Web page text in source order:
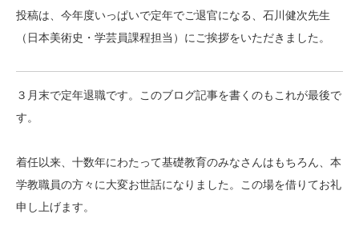
投稿は、今年度いっぱいで定年でご退官になる、石川健次先生
（日本美術史・学芸員課程担当）にご挨拶をいただきました。
３月末で定年退職です。このブログ記事を書くのもこれが最後で
す。
着任以来、十数年にわたって基礎教育のみなさんはもちろん、本
学教職員の方々に大変お世話になりました。この場を借りてお礼
申し上げます。